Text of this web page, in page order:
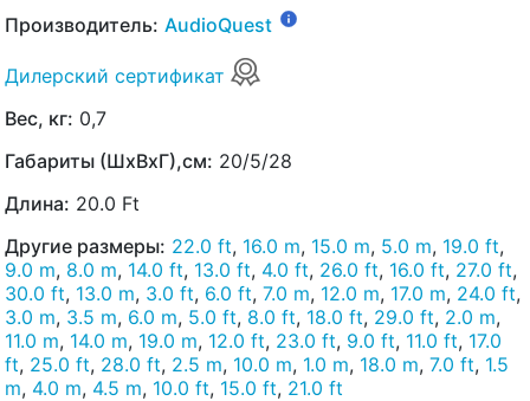
Производитель: AudioQuest
Дилерский сертификат
Вес, кг: 0,7
Габариты (ШхВхГ),см: 20/5/28
Длина: 20.0 Ft
Другие размеры: 22.0 ft, 16.0 m, 15.0 m, 5.0 m, 19.0 ft,
9.0 m, 8.0 m, 14.0 ft, 13.0 ft, 4.0 ft, 26.0 ft, 16.0 ft, 27.0 ft,
30.0 ft, 13.0 m, 3.0 ft, 6.0 ft, 7.0 m, 12.0 m, 17.0 m, 24.0 ft,
3.0 m, 3.5 m, 6.0 m, 5.0 ft, 8.0 ft, 18.0 ft, 29.0 ft, 2.0 m,
11.0 m, 14.0 m, 19.0 m, 12.0 ft, 23.0 ft, 9.0 ft, 11.0 ft, 17.0
ft, 25.0 ft, 28.0 ft, 2.5 m, 10.0 m, 1.0 m, 18.0 m, 7.0 ft, 1.5
m, 4.0 m, 4.5 m, 10.0 ft, 15.0 ft, 21.0 ft